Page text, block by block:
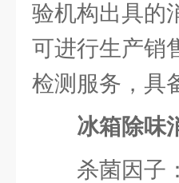
验机构出具的
可进行生产销
检测服务，具
冰箱除味
杀菌因子